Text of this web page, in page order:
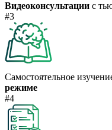
Видеоконсультации с
#3
Самостоятельное
режиме
#4